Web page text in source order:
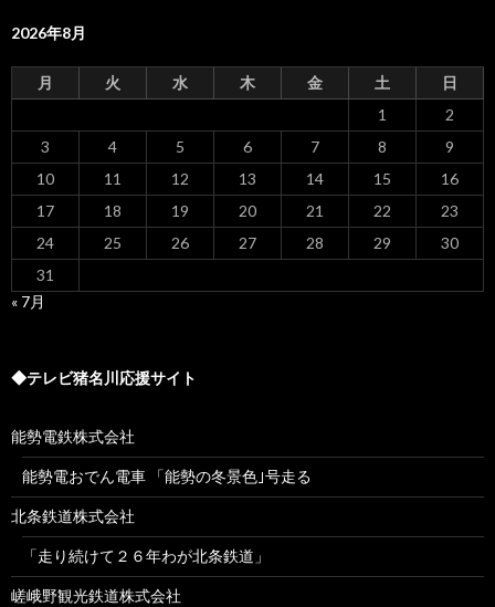
2026年8月
月 火 水 木 金 土
日
1
2
3
4 5 6 7 8
9
10
11 12 13 14 15
16
17
18 19 20 21 22
23
24
25 26 27 28 29
30
31
« 7月
◆テレビ猪名川応援サイト
能勢電鉄株式会社
能勢電おでん電車 「能勢の冬景色｣号走る
北条鉄道株式会社
「走り続けて２６年わが北条鉄道」
嵯峨野観光鉄道株式会社